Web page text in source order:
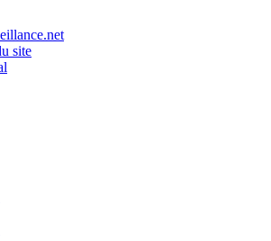
site